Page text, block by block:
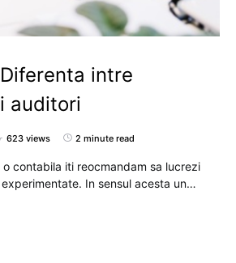
Diferenta intre
auditori
623 views 2 minute read
o contabila iti reocmandam sa lucrezi
In sensul acesta un…